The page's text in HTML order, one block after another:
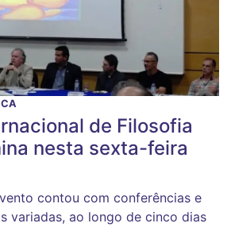
de Filosofia
nesta sexta-feira
contou com conferências e
variadas, ao longo de cinco dias